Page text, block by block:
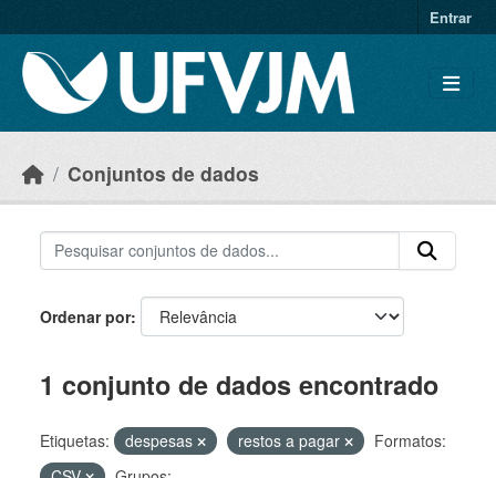
Entrar
Conjuntos de dados
Ordenar por
1 conjunto de dados encontrado
Etiquetas: despesas restos a pagar
Formatos: